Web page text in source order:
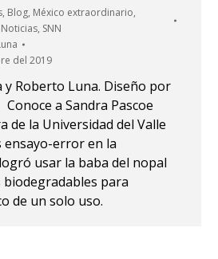
, Blog, México extraordinario,
Noticias, SNN
del 2019
y Roberto Luna. Diseño por
a Sandra Pascoe
de la Universidad del Valle
ensayo-error en la
usar la baba del nopal
para
de un solo uso.